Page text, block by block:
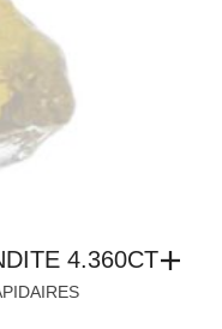
4.360CT